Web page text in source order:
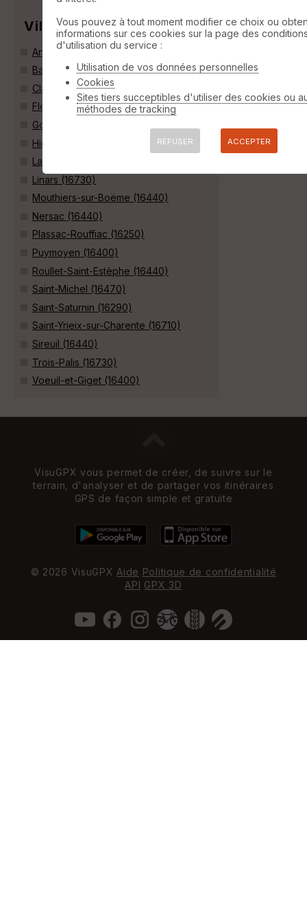
Villes
Angoulême (16000)
Balzac (16430)
Claix (16440)
Fléac (16730)
Gond-Pontouvre (16160)
Hiersac (16290)
La Couronne (16400)
Linars (16730)
Mouthiers-sur-Boëme (16440)
Nersac (16440)
Plassac-Rouffiac (16250)
Puymoyen (16400)
Roullet-Saint-Estèphe (16440)
Saint-Michel (16470)
Saint-Saturnin (16290)
Saint-Yrieix-sur-Charente (16710)
Sireuil (16440)
Trois-Palis (16730)
Voeuil-et-Giget (16400)
VisuGPX vous permet de créer, de suivre sur le
terrain, d'analyser et de partager vos itinéraires
GPS de façon simple et gratuite
© 2026 VisuGPX Aide Politique de confidentialité
API GPX 3D
Vous pouvez à tout moment modifier ce choix ou
informations sur ces cookies sur la page des
d'utilisation du service :
Utilisation de vos données personnelles
Cookies
Sites tiers succeptibles d'utiliser des cookies ou
méthodes de tracking
REFUSER ACCEPTER